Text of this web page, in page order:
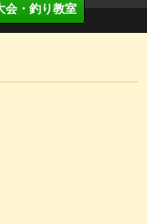
会・釣り教室